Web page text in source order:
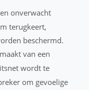
onverwacht
terugkeert,
beschermd.
van een
wordt te
om gevoelige